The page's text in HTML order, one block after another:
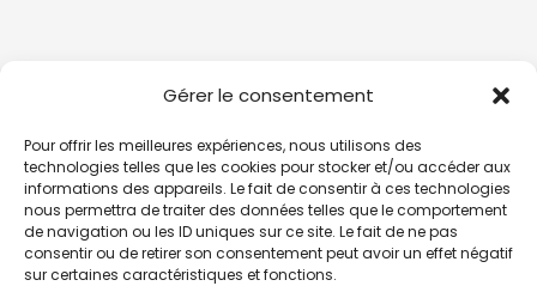
Gérer le consentement
Pour offrir les meilleures expériences, nous utilisons des
technologies telles que les cookies pour stocker et/ou accéder aux
informations des appareils. Le fait de consentir à ces technologies
nous permettra de traiter des données telles que le comportement
de navigation ou les ID uniques sur ce site. Le fait de ne pas
consentir ou de retirer son consentement peut avoir un effet négatif
sur certaines caractéristiques et fonctions.